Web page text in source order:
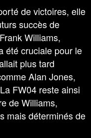
de victoires, elle
succès de
Williams,
été cruciale pour le
plus tard
Alan Jones,
FW04 reste ainsi
de Williams,
mais déterminés de